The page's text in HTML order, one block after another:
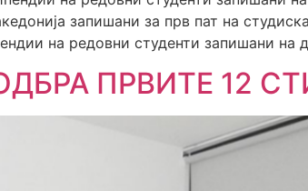
запишани за прв пат на
на редовни студенти запишани
ПРВИТЕ 12